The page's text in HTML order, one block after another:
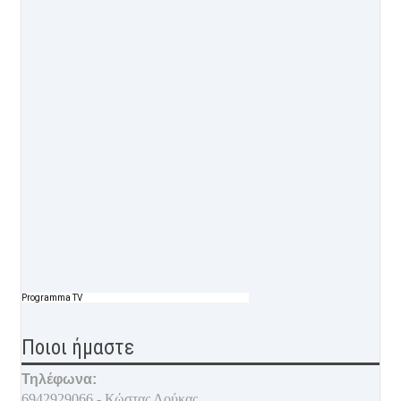
Programma TV
Ποιοι ήμαστε
Τηλέφωνα: